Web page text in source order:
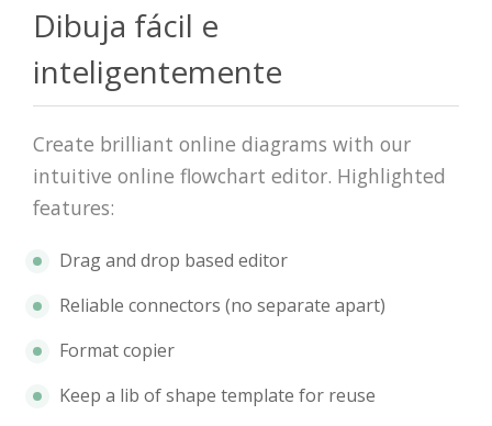
Dibuja fácil e
inteligentemente
Create brilliant online diagrams with our
intuitive online flowchart editor. Highlighted
features:
Drag and drop based editor
Reliable connectors (no separate apart)
Format copier
Keep a lib of shape template for reuse